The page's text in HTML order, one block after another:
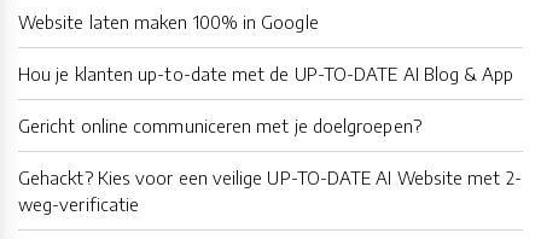
Website laten maken 100% in Google
Hou je klanten up-to-date met de UP-TO-DATE AI Blog & App
Gericht online communiceren met je doelgroepen?
Gehackt? Kies voor een veilige UP-TO-DATE AI Website met 2-
weg-verificatie